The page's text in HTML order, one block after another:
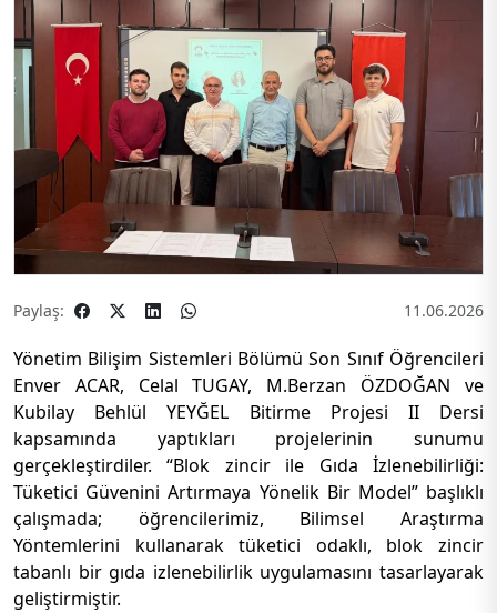
Paylaş: 11.06.2026
Yönetim Bilişim Sistemleri Bölümü Son Sınıf Öğrencileri
Enver ACAR, Celal TUGAY, M.Berzan ÖZDOĞAN ve
Kubilay Behlül YEYĞEL Bitirme Projesi II Dersi
kapsamında yaptıkları projelerinin sunumu
gerçekleştirdiler. “Blok zincir ile Gıda İzlenebilirliği:
Tüketici Güvenini Artırmaya Yönelik Bir Model” başlıklı
çalışmada; öğrencilerimiz, Bilimsel Araştırma
Yöntemlerini kullanarak tüketici odaklı, blok zincir
tabanlı bir gıda izlenebilirlik uygulamasını tasarlayarak
geliştirmiştir.